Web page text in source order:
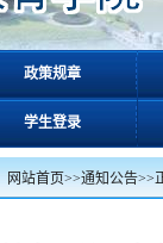
政策规章
学生登录
网站首页>>通知公告>>